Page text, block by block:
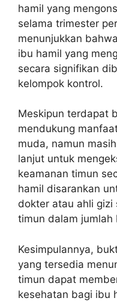
hamil yang
selama trimester
menunjukkan
ibu hamil yang
secara signifikan
kelompok kontrol.
Meskipun terdapat
mendukung
muda, namun
lanjut untuk
keamanan timun
hamil disarankan
dokter atau ahli gizi
timun dalam jumlah
Kesimpulannya,
yang tersedia
timun dapat
kesehatan bagi ibu